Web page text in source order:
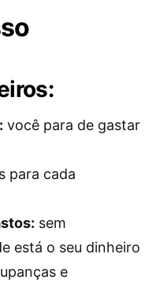
você para de gastar
para cada
sem
está o seu dinheiro
e